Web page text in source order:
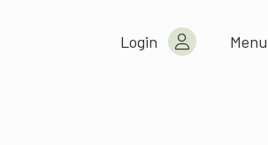
Login Menu